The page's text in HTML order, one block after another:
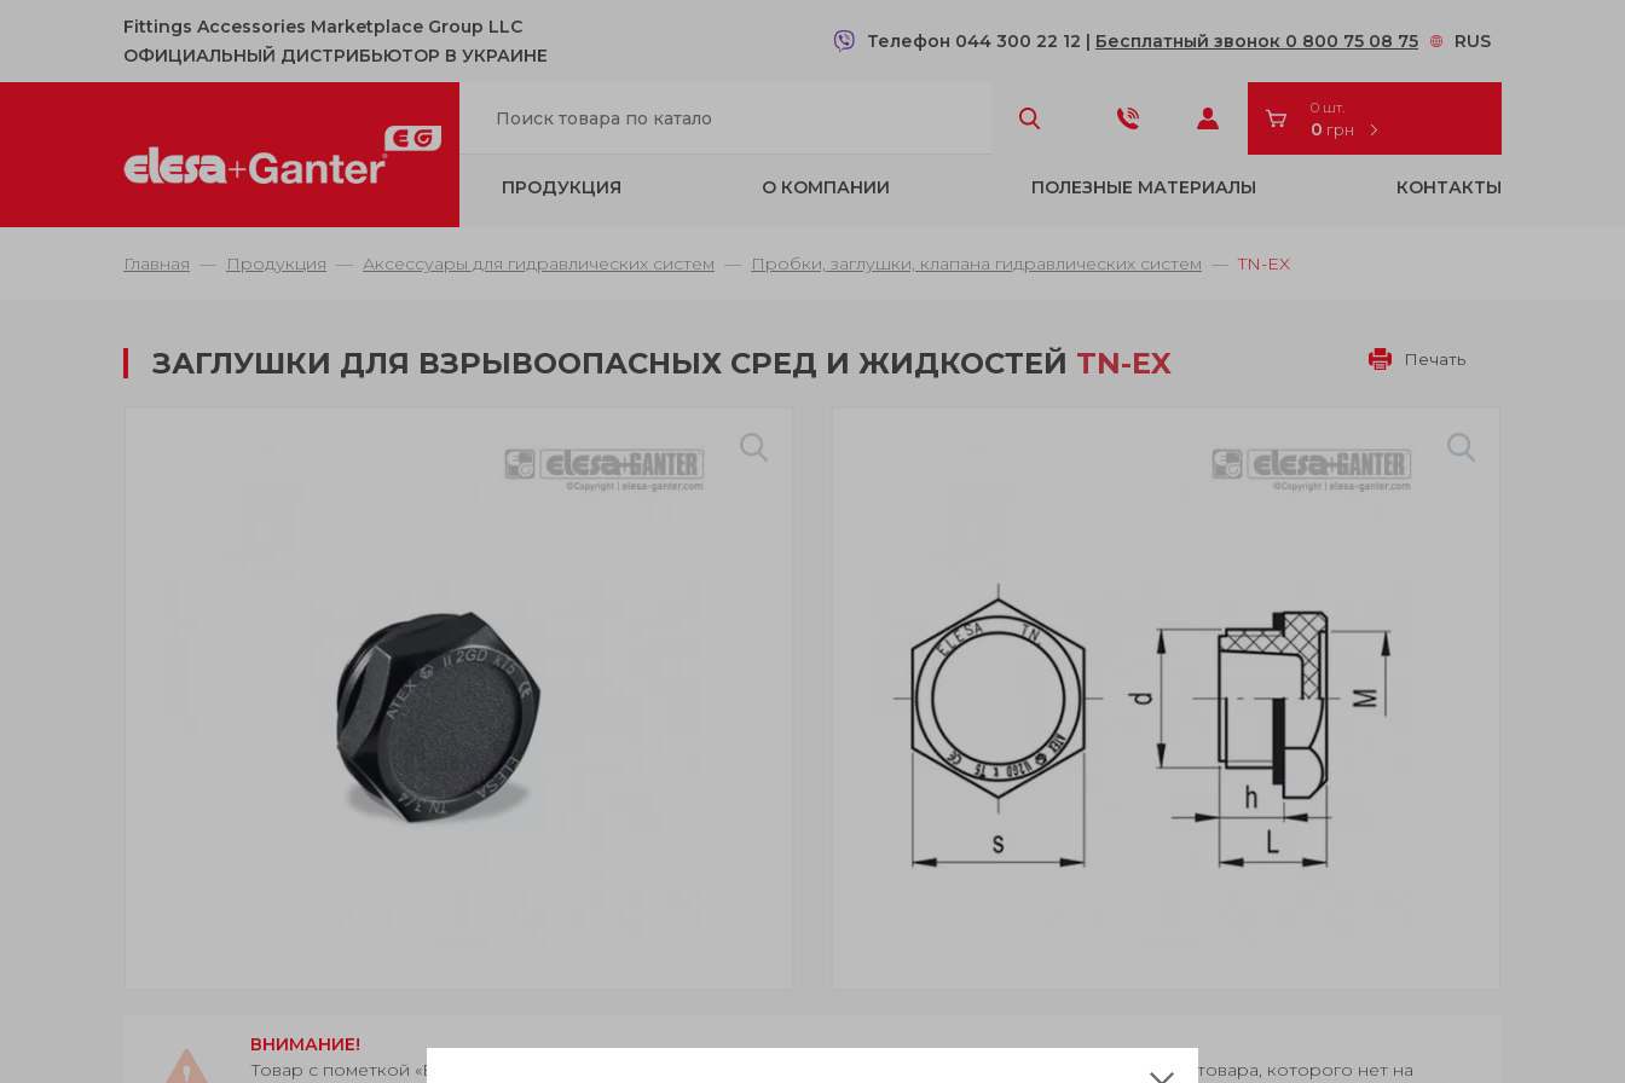
Fittings Accessories Marketplace Group LLC
ОФИЦИАЛЬНЫЙ ДИСТРИБЬЮТОР В УКРАИНЕ
Телефон 044 300 22 12 | Бесплатный звонок 0 800 75 08 75 RUS
0 шт.
0 грн
ПРОДУКЦИЯ О КОМПАНИИ ПОЛЕЗНЫЕ МАТЕРИАЛЫ КОНТАКТЫ
Главная Продукция Аксессуары для гидравлических систем Пробки, заглушки, клапана гидравлических систем TN-EX
ЗАГЛУШКИ ДЛЯ ВЗРЫВООПАСНЫХ СРЕД И ЖИДКОСТЕЙ TN-EX Печать
ВНИМАНИЕ!
Товар с пометкой «Есть в наличии» отгружается Покупателю
. Сроки поставки товара, которого нет на